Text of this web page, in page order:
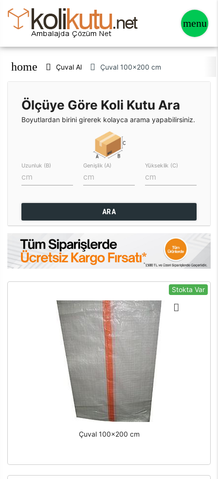
home Çuval Al Çuval 100x200 cm
Ölçüye Göre Koli Kutu Ara
Boyutlardan birini girerek kolayca arama yapabilirsiniz.
Uzunluk (B) Genişlik (A) Yükseklik (C)
ARA
Stokta Var
Çuval 100x200 cm